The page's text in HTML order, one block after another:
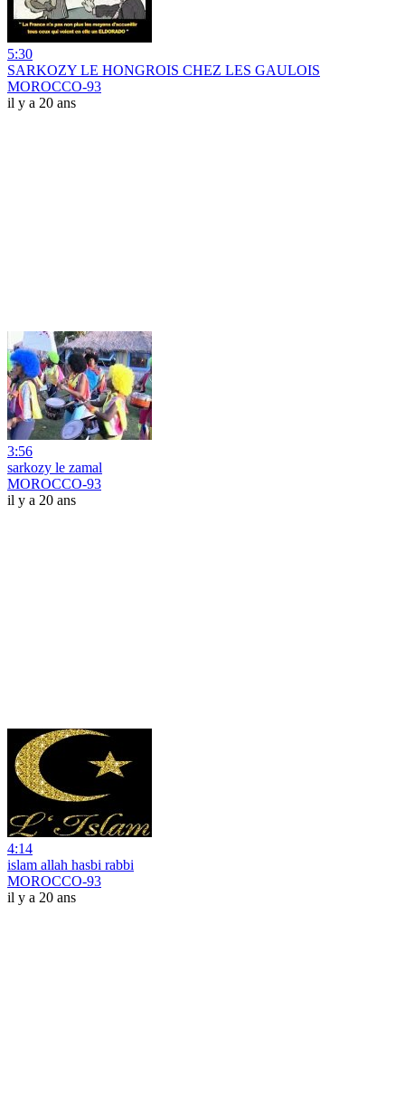
5:30
SARKOZY LE HONGROIS CHEZ LES GAULOIS
MOROCCO-93
il y a 20 ans
3:56
sarkozy le zamal
MOROCCO-93
il y a 20 ans
4:14
islam allah hasbi rabbi
MOROCCO-93
il y a 20 ans